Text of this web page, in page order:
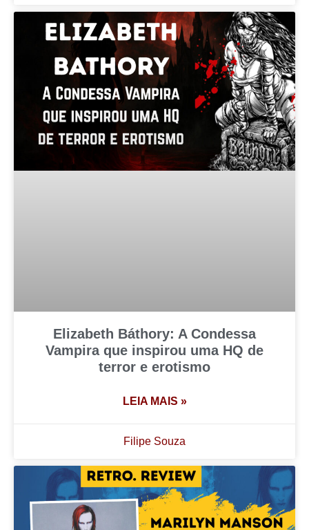
Elizabeth Báthory: A Condessa
Vampira que inspirou uma HQ de
terror e erotismo
LEIA MAIS »
Filipe Souza